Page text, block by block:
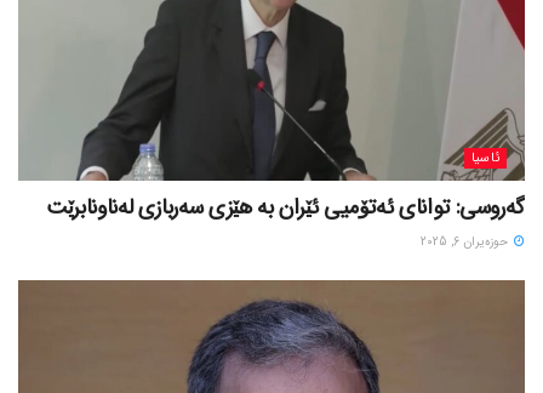
ئاسیا
گەروسی: توانای ئەتۆمیی ئێران بە هێزی سەربازی لەناونابرێت
حوزه‌یران 6, 2025